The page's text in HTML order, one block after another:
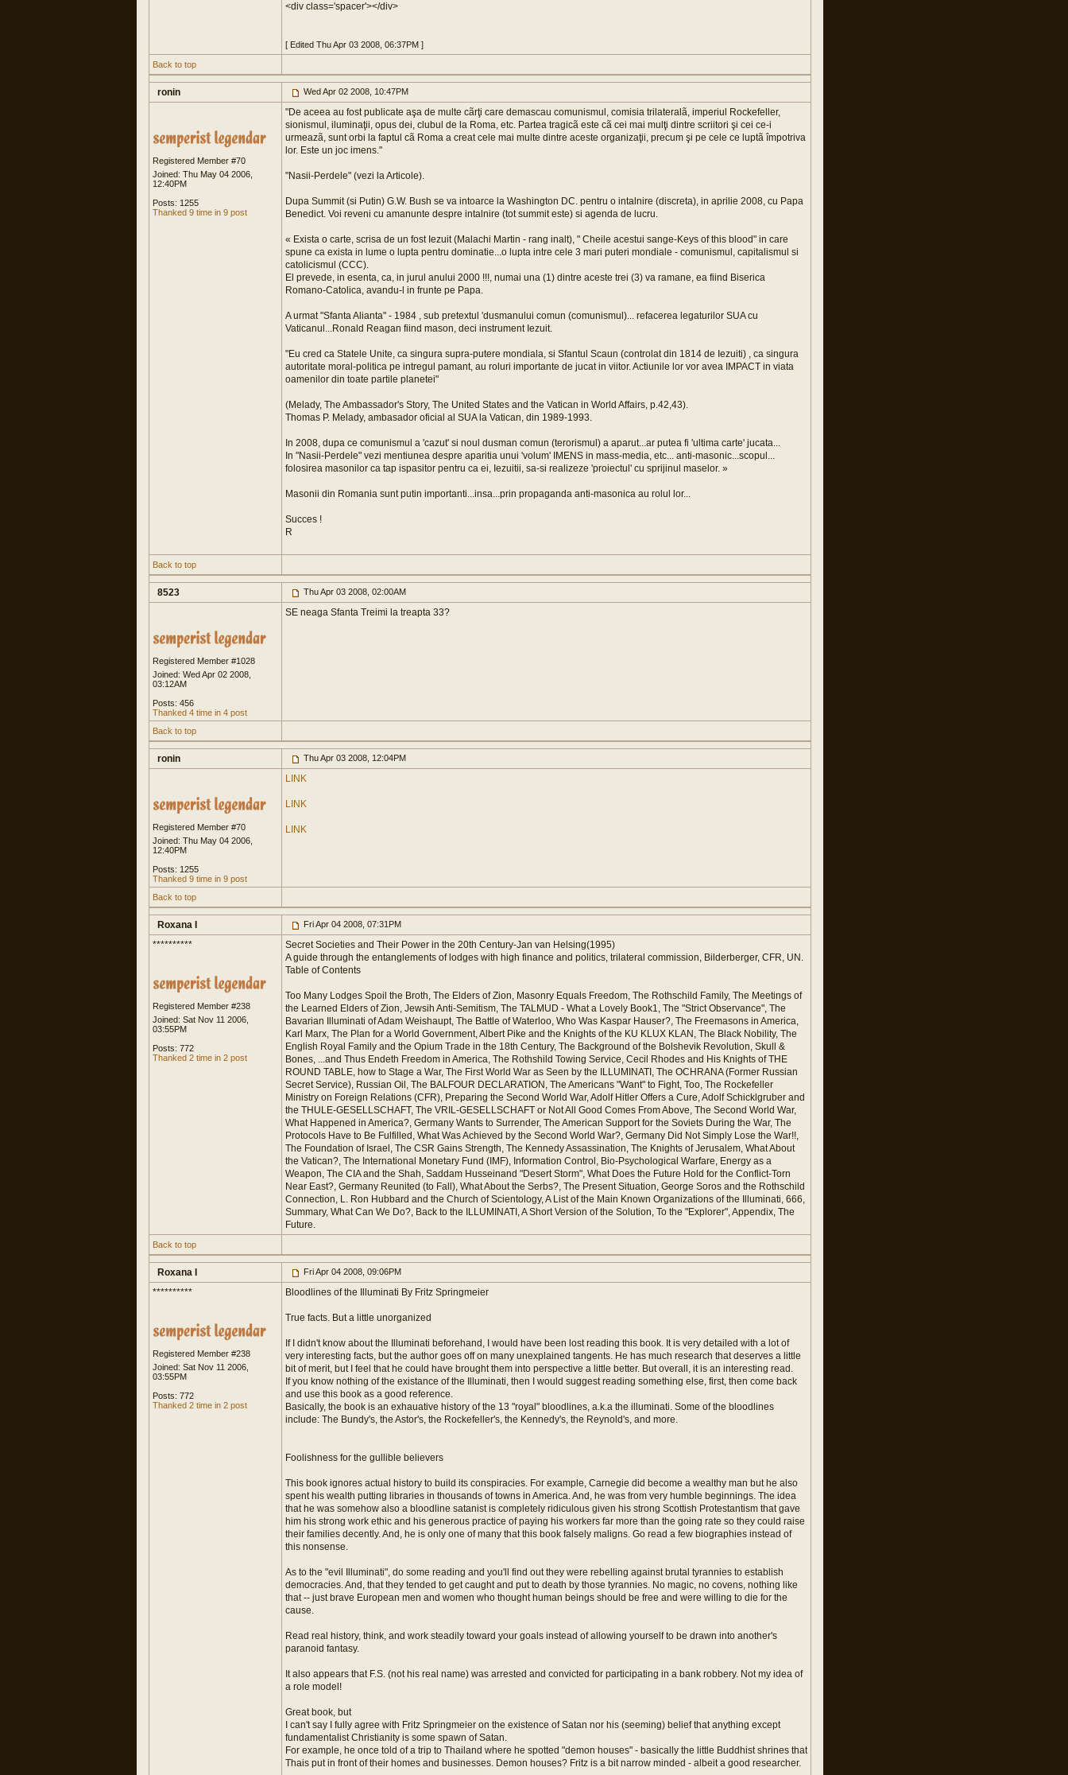
<div class='spacer'></div>
[ Edited Thu Apr 03 2008, 06:37PM ]
Back to top
ronin Wed Apr 02 2008, 10:47PM
Registered Member #70
Joined: Thu May 04 2006,
12:40PM
Posts: 1255
Thanked 9 time in 9 post
"De aceea au fost publicate aşa de multe cãrţi care demascau comunismul, comisia trilateralã, imperiul Rockefeller,
sionismul, iluminaţii, opus dei, clubul de la Roma, etc. Partea tragicã este cã cei mai mulţi dintre scriitori şi cei ce-i
urmeazã, sunt orbi la faptul cã Roma a creat cele mai multe dintre aceste organizaţii, precum şi pe cele ce luptã împotriva
lor. Este un joc imens."
"Nasii-Perdele" (vezi la Articole).
Dupa Summit (si Putin) G.W. Bush se va intoarce la Washington DC. pentru o intalnire (discreta), in aprilie 2008, cu Papa
Benedict. Voi reveni cu amanunte despre intalnire (tot summit este) si agenda de lucru.
« Exista o carte, scrisa de un fost Iezuit (Malachi Martin - rang inalt), " Cheile acestui sange-Keys of this blood" in care
spune ca exista in lume o lupta pentru dominatie...o lupta intre cele 3 mari puteri mondiale - comunismul, capitalismul si
catolicismul (CCC).
El prevede, in esenta, ca, in jurul anului 2000 !!!, numai una (1) dintre aceste trei (3) va ramane, ea fiind Biserica
Romano-Catolica, avandu-l in frunte pe Papa.
A urmat "Sfanta Alianta" - 1984 , sub pretextul 'dusmanului comun (comunismul)... refacerea legaturilor SUA cu
Vaticanul...Ronald Reagan fiind mason, deci instrument Iezuit.
"Eu cred ca Statele Unite, ca singura supra-putere mondiala, si Sfantul Scaun (controlat din 1814 de Iezuiti) , ca singura
autoritate moral-politica pe intregul pamant, au roluri importante de jucat in viitor. Actiunile lor vor avea IMPACT in viata
oamenilor din toate partile planetei"
(Melady, The Ambassador's Story, The United States and the Vatican in World Affairs, p.42,43).
Thomas P. Melady, ambasador oficial al SUA la Vatican, din 1989-1993.
In 2008, dupa ce comunismul a 'cazut' si noul dusman comun (terorismul) a aparut...ar putea fi 'ultima carte' jucata...
In "Nasii-Perdele" vezi mentiunea despre aparitia unui 'volum' IMENS in mass-media, etc... anti-masonic...scopul...
folosirea masonilor ca tap ispasitor pentru ca ei, Iezuitii, sa-si realizeze 'proiectul' cu sprijinul maselor. »
Masonii din Romania sunt putin importanti...insa...prin propaganda anti-masonica au rolul lor...
Succes !
R
Back to top
8523 Thu Apr 03 2008, 02:00AM
Registered Member #1028
Joined: Wed Apr 02 2008,
03:12AM
Posts: 456
Thanked 4 time in 4 post
SE neaga Sfanta Treimi la treapta 33?
Back to top
ronin Thu Apr 03 2008, 12:04PM
Registered Member #70
Joined: Thu May 04 2006,
12:40PM
Posts: 1255
Thanked 9 time in 9 post
LINK
LINK
LINK
Back to top
Roxana I Fri Apr 04 2008, 07:31PM
**********
Registered Member #238
Joined: Sat Nov 11 2006,
03:55PM
Posts: 772
Thanked 2 time in 2 post
Secret Societies and Their Power in the 20th Century-Jan van Helsing(1995)
A guide through the entanglements of lodges with high finance and politics, trilateral commission, Bilderberger, CFR, UN.
Table of Contents
Too Many Lodges Spoil the Broth, The Elders of Zion, Masonry Equals Freedom, The Rothschild Family, The Meetings of
the Learned Elders of Zion, Jewsih Anti-Semitism, The TALMUD - What a Lovely Book1, The "Strict Observance", The
Bavarian Illuminati of Adam Weishaupt, The Battle of Waterloo, Who Was Kaspar Hauser?, The Freemasons in America,
Karl Marx, The Plan for a World Government, Albert Pike and the Knights of the KU KLUX KLAN, The Black Nobility, The
English Royal Family and the Opium Trade in the 18th Century, The Background of the Bolshevik Revolution, Skull &
Bones, ...and Thus Endeth Freedom in America, The Rothshild Towing Service, Cecil Rhodes and His Knights of THE
ROUND TABLE, how to Stage a War, The First World War as Seen by the ILLUMINATI, The OCHRANA (Former Russian
Secret Service), Russian Oil, The BALFOUR DECLARATION, The Americans "Want" to Fight, Too, The Rockefeller
Ministry on Foreign Relations (CFR), Preparing the Second World War, Adolf Hitler Offers a Cure, Adolf Schicklgruber and
the THULE-GESELLSCHAFT, The VRIL-GESELLSCHAFT or Not All Good Comes From Above, The Second World War,
What Happened in America?, Germany Wants to Surrender, The American Support for the Soviets During the War, The
Protocols Have to Be Fulfilled, What Was Achieved by the Second World War?, Germany Did Not Simply Lose the War!!,
The Foundation of Israel, The CSR Gains Strength, The Kennedy Assassination, The Knights of Jerusalem, What About
the Vatican?, The International Monetary Fund (IMF), Information Control, Bio-Psychological Warfare, Energy as a
Weapon, The CIA and the Shah, Saddam Husseinand "Desert Storm", What Does the Future Hold for the Conflict-Torn
Near East?, Germany Reunited (to Fall), What About the Serbs?, The Present Situation, George Soros and the Rothschild
Connection, L. Ron Hubbard and the Church of Scientology, A List of the Main Known Organizations of the Illuminati, 666,
Summary, What Can We Do?, Back to the ILLUMINATI, A Short Version of the Solution, To the "Explorer", Appendix, The
Future.
Back to top
Roxana I Fri Apr 04 2008, 09:06PM
**********
Registered Member #238
Joined: Sat Nov 11 2006,
03:55PM
Posts: 772
Thanked 2 time in 2 post
Bloodlines of the Illuminati By Fritz Springmeier
True facts. But a little unorganized
If I didn't know about the Illuminati beforehand, I would have been lost reading this book. It is very detailed with a lot of
very interesting facts, but the author goes off on many unexplained tangents. He has much research that deserves a little
bit of merit, but I feel that he could have brought them into perspective a little better. But overall, it is an interesting read.
If you know nothing of the existance of the Illuminati, then I would suggest reading something else, first, then come back
and use this book as a good reference.
Basically, the book is an exhauative history of the 13 "royal" bloodlines, a.k.a the illuminati. Some of the bloodlines
include: The Bundy's, the Astor's, the Rockefeller's, the Kennedy's, the Reynold's, and more.
Foolishness for the gullible believers
This book ignores actual history to build its conspiracies. For example, Carnegie did become a wealthy man but he also
spent his wealth putting libraries in thousands of towns in America. And, he was from very humble beginnings. The idea
that he was somehow also a bloodline satanist is completely ridiculous given his strong Scottish Protestantism that gave
him his strong work ethic and his generous practice of paying his workers far more than the going rate so they could raise
their families decently. And, he is only one of many that this book falsely maligns. Go read a few biographies instead of
this nonsense.
As to the "evil Illuminati", do some reading and you'll find out they were rebelling against brutal tyrannies to establish
democracies. And, that they tended to get caught and put to death by those tyrannies. No magic, no covens, nothing like
that -- just brave European men and women who thought human beings should be free and were willing to die for the
cause.
Read real history, think, and work steadily toward your goals instead of allowing yourself to be drawn into another's
paranoid fantasy.
It also appears that F.S. (not his real name) was arrested and convicted for participating in a bank robbery. Not my idea of
a role model!
Great book, but
I can't say I fully agree with Fritz Springmeier on the existence of Satan nor his (seeming) belief that anything except
fundamentalist Christianity is some spawn of Satan.
For example, he once told of a trip to Thailand where he spotted "demon houses" - basically the little Buddhist shrines that
Thais put in front of their homes and businesses. Demon houses? Fritz is a bit narrow minded - albeit a good researcher.